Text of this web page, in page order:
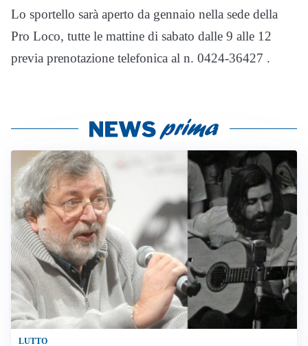
Lo sportello sarà aperto da gennaio nella sede della
Pro Loco, tutte le mattine di sabato dalle 9 alle 12
previa prenotazione telefonica al n. 0424-36427 .
LUTTO